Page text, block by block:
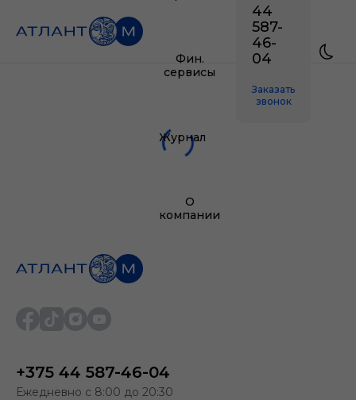
Фин.
сервисы
Журнал
О
компании
44
587-
46-
04
Заказать
звонок
+375 44 587-46-04
Ежедневно с 8:00 до 20:30